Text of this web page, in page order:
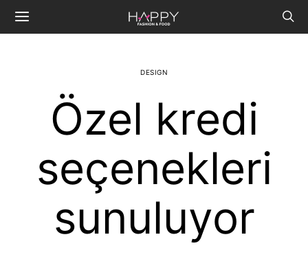
DESIGN
Özel kredi
seçenekleri
sunuluyor